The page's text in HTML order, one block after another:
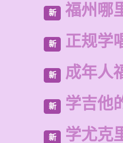
新 福州哪
新 正规学
新 成年人
新 学吉他
新 学尤克